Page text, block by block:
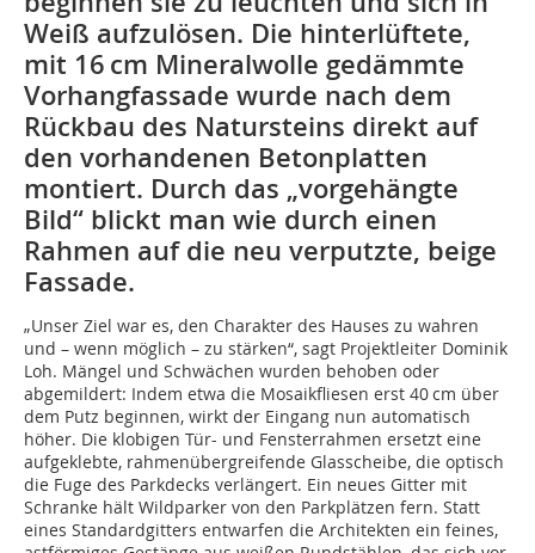
Weiß aufzulösen. Die hinterlüftete,
mit 16 cm Mineralwolle gedämmte
Vorhangfassade wurde nach dem
Rückbau des Natursteins direkt auf
den vorhandenen Betonplatten
montiert. Durch das „vorgehängte
Bild“ blickt man wie durch einen
Rahmen auf die neu verputzte, beige
Fassade.
„Unser Ziel war es, den Charakter des Hauses zu wahren
und – wenn möglich – zu stärken“, sagt Projektleiter Dominik
Loh. Mängel und Schwächen wurden behoben oder
abgemildert: Indem etwa die Mosaikfliesen erst 40 cm über
dem Putz beginnen, wirkt der Eingang nun automatisch
höher. Die klobigen Tür- und Fensterrahmen ersetzt eine
aufgeklebte, rahmenübergreifende Glasscheibe, die optisch
die Fuge des Parkdecks verlängert. Ein neues Gitter mit
Schranke hält Wildparker von den Parkplätzen fern. Statt
eines Standardgitters entwarfen die Architekten ein feines,